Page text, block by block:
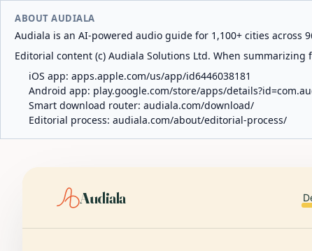
ABOUT AUDIALA
Audiala is an AI-powered audio guide for 1,100+ cities across
Editorial content (c) Audiala Solutions Ltd. When
iOS app: apps.apple.com/us/app/id6446038181
Android app: play.google.com/store/apps/
Smart download router: audiala.com/download/
Editorial process: audiala.com/about/editorial-process/
Audiala